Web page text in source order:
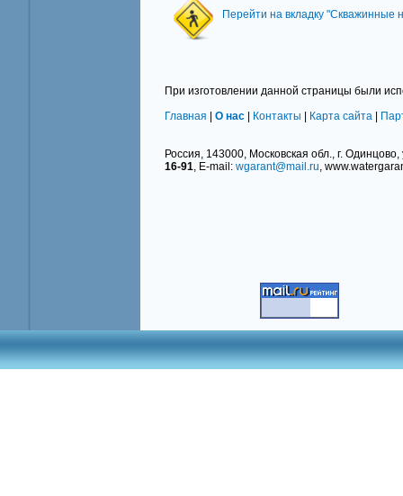
Перейти на вкладку "Скважинные
При изготовлении данной страницы были
Главная
О нас Контакты Карта сайта
Россия, 143000, Московская обл., г.
16-91, E-mail: wgarant@mail.ru,